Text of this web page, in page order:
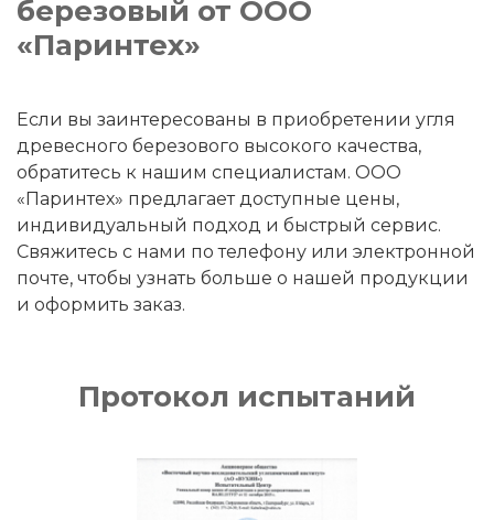
березовый от ООО
«Паринтех»
Если вы заинтересованы в приобретении угля
древесного березового высокого качества,
обратитесь к нашим специалистам. ООО
«Паринтех» предлагает доступные цены,
индивидуальный подход и быстрый сервис.
Свяжитесь с нами по телефону или электронной
почте, чтобы узнать больше о нашей продукции
и оформить заказ.
Протокол испытаний